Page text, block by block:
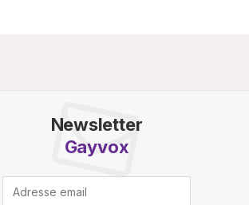
Newsletter
Gayvox